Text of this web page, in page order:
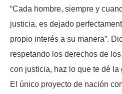
“Cada hombre, siempre y
justicia, es dejado
propio interés a su manera”.
respetando los derechos de
con justicia, haz lo que te dé la
El único proyecto de nación